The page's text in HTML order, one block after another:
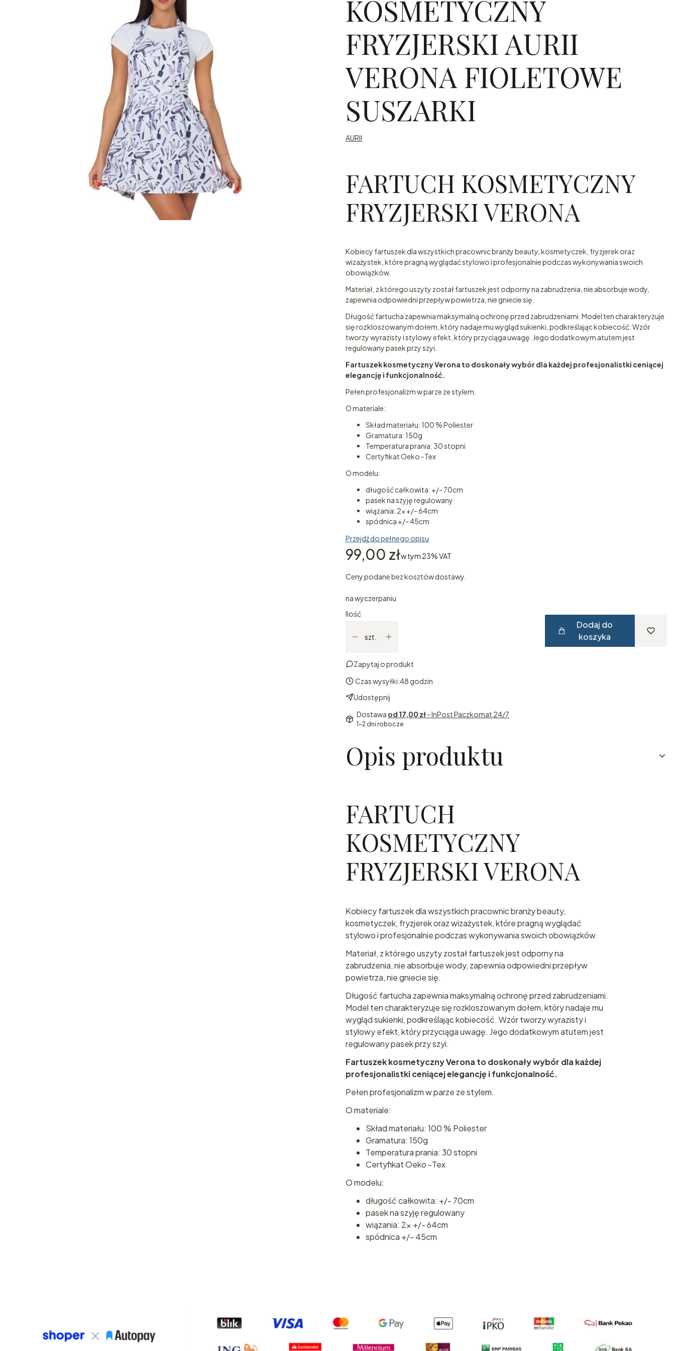
KOSMETYCZNY
FRYZJERSKI AURII
VERONA FIOLETOWE
SUSZARKI
AURII
FARTUCH KOSMETYCZNY
FRYZJERSKI VERONA
Kobiecy fartuszek dla wszystkich pracownic branży beauty, kosmetyczek, fryzjerek oraz
wizażystek, które pragną wyglądać stylowo i profesjonalnie podczas wykonywania swoich
obowiązków.
Materiał, z którego uszyty został fartuszek jest odporny na zabrudzenia, nie absorbuje wody,
zapewnia odpowiedni przepływ powietrza, nie gniecie się.
Długość fartucha zapewnia maksymalną ochronę przed zabrudzeniami. Model ten charakteryzuje
się rozkloszowanym dołem, który nadaje mu wygląd sukienki, podkreślając kobiecość. Wzór
tworzy wyrazisty i stylowy efekt, który przyciąga uwagę. Jego dodatkowym atutem jest
regulowany pasek przy szyi.
Fartuszek kosmetyczny Verona to doskonały wybór dla każdej profesjonalistki ceniącej
elegancję i funkcjonalność.
Pełen profesjonalizm w parze ze stylem.
O materiale:
Skład materiału: 100 % Poliester
Gramatura: 150g
Temperatura prania: 30 stopni
Certyfikat Oeko -Tex
O modelu:
długość całkowita: +/- 70cm
pasek na szyję regulowany
wiązania: 2x +/- 64cm
spódnica +/- 45cm
Przejdź do pełnego opisu
Cena
99,00 złw tym 23% VAT
w tym 23%VAT
Ceny podane bez kosztów dostawy.
na wyczerpaniu
Ilość
szt.
Dodaj do
koszyka
Zapytaj o produkt
Czas wysyłki:48 godzin
Udostępnij
Dostawa od 17,00 zł- InPost Paczkomat 24/7
1-2 dni robocze
Opis produktu
FARTUCH
KOSMETYCZNY
FRYZJERSKI VERONA
Kobiecy fartuszek dla wszystkich pracownic branży beauty,
kosmetyczek, fryzjerek oraz wizażystek, które pragną wyglądać
stylowo i profesjonalnie podczas wykonywania swoich obowiązków.
Materiał, z którego uszyty został fartuszek jest odporny na
zabrudzenia, nie absorbuje wody, zapewnia odpowiedni przepływ
powietrza, nie gniecie się.
Długość fartucha zapewnia maksymalną ochronę przed zabrudzeniami.
Model ten charakteryzuje się rozkloszowanym dołem, który nadaje mu
wygląd sukienki, podkreślając kobiecość. Wzór tworzy wyrazisty i
stylowy efekt, który przyciąga uwagę. Jego dodatkowym atutem jest
regulowany pasek przy szyi.
Fartuszek kosmetyczny Verona to doskonały wybór dla każdej
profesjonalistki ceniącej elegancję i funkcjonalność.
Pełen profesjonalizm w parze ze stylem.
O materiale:
Skład materiału: 100 % Poliester
Gramatura: 150g
Temperatura prania: 30 stopni
Certyfikat Oeko -Tex
O modelu:
długość całkowita: +/- 70cm
pasek na szyję regulowany
wiązania: 2x +/- 64cm
spódnica +/- 45cm